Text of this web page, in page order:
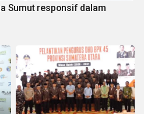
Sumut responsif dalam